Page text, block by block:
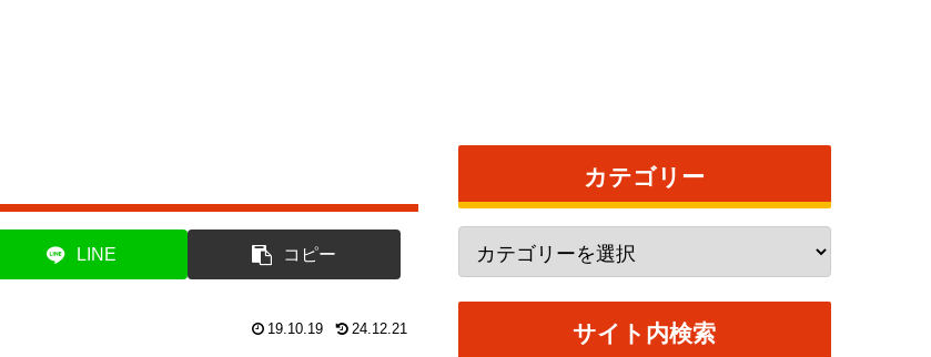
LINE コピー
19.10.19 24.12.21
カテゴリー
サイト内検索